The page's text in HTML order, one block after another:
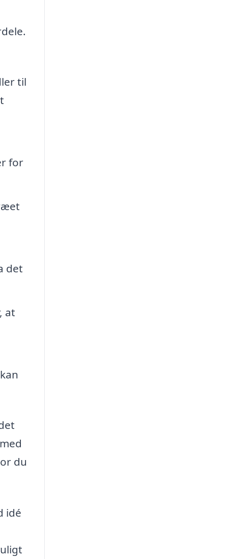
til
for
det
at
du
idé